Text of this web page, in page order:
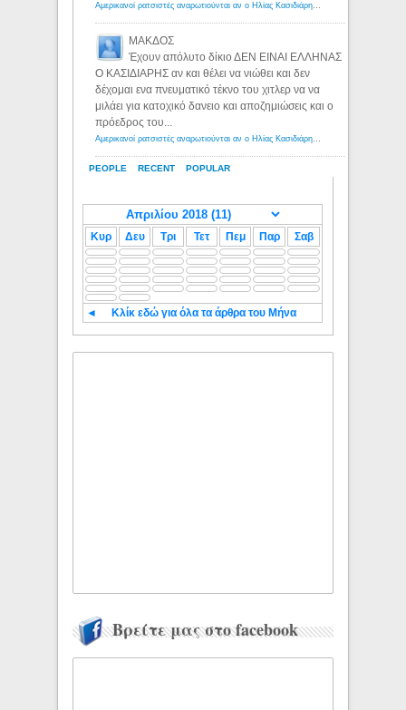
PEOPLE RECENT POPULAR
Αμερικανοί ρατσιστές αναρωτιούνται αν ο Ηλίας Κασιδιάρης ανήκει στη λευκή φυλή... - Λόγιος Ερμής
ΜΑΚΔΟΣ
Έχουν απόλυτο δίκιο ΔΕΝ ΕΙΝΑΙ ΕΛΛΗΝΑΣ
Ο ΚΑΣΙΔΙΑΡΗΣ αν και θέλει να νιώθει και δεν
δέχομαι ενα πνευματικό τέκνο του χιτλερ να να
μιλάει για κατοχικό δανειο και αποζημιώσεις και ο
πρόεδρος του...
Αμερικανοί ρατσιστές αναρωτιούνται αν ο Ηλίας Κασιδιάρης ανήκει στη λευκή φυλή... - Λόγιος Ερμής
Κυρ Δευ Τρι Τετ Πεμ Παρ Σαβ
◄ Κλίκ εδώ για όλα τα άρθρα του Μήνα
Βρείτε μας στο facebook